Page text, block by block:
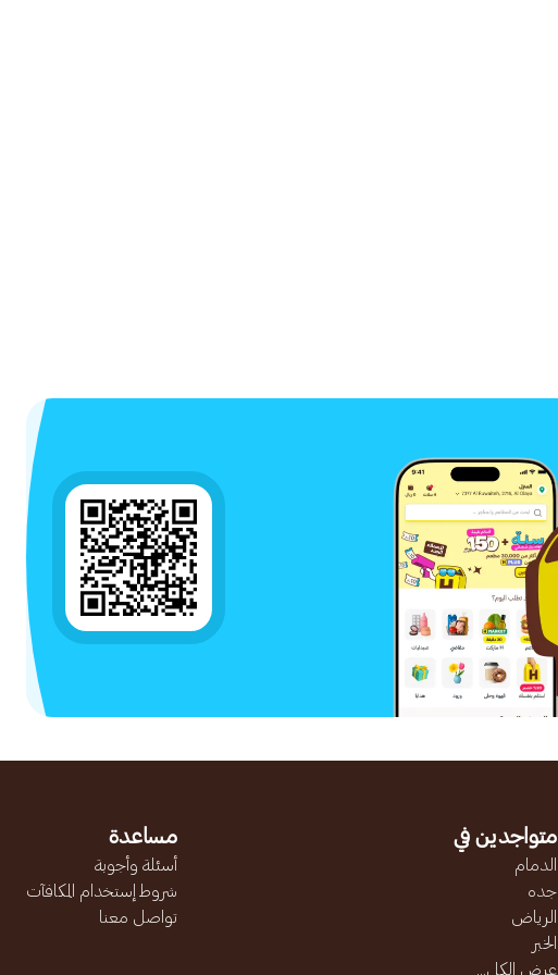
متواجدين في
الدمام
جده
الرياض
الخبر
عرض الكل...
مساعدة
أسئلة وأجوبة
شروط إستخدام المكافآت
تواصل معنا